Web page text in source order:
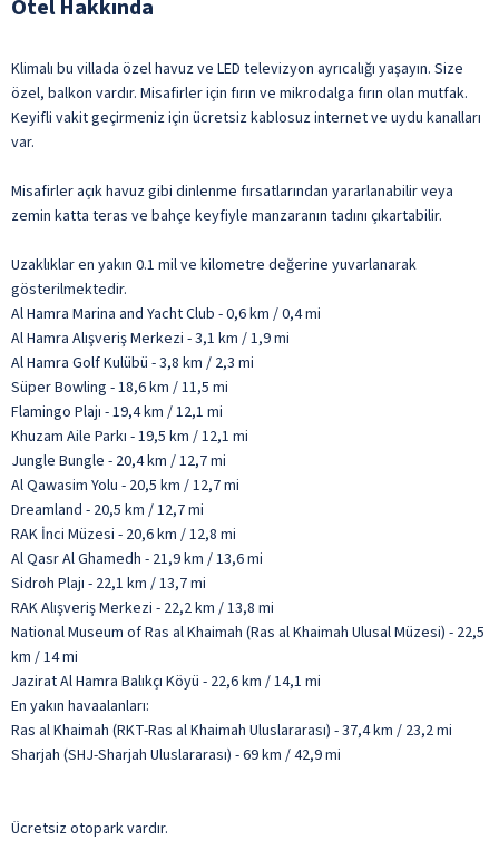
Otel Hakkında
Klimalı bu villada özel havuz ve LED televizyon ayrıcalığı yaşayın. Size
özel, balkon vardır. Misafirler için fırın ve mikrodalga fırın olan mutfak.
Keyifli vakit geçirmeniz için ücretsiz kablosuz internet ve uydu kanalları
var.
Misafirler açık havuz gibi dinlenme fırsatlarından yararlanabilir veya
zemin katta teras ve bahçe keyfiyle manzaranın tadını çıkartabilir.
Uzaklıklar en yakın 0.1 mil ve kilometre değerine yuvarlanarak
gösterilmektedir.
Al Hamra Marina and Yacht Club - 0,6 km / 0,4 mi
Al Hamra Alışveriş Merkezi - 3,1 km / 1,9 mi
Al Hamra Golf Kulübü - 3,8 km / 2,3 mi
Süper Bowling - 18,6 km / 11,5 mi
Flamingo Plajı - 19,4 km / 12,1 mi
Khuzam Aile Parkı - 19,5 km / 12,1 mi
Jungle Bungle - 20,4 km / 12,7 mi
Al Qawasim Yolu - 20,5 km / 12,7 mi
Dreamland - 20,5 km / 12,7 mi
RAK İnci Müzesi - 20,6 km / 12,8 mi
Al Qasr Al Ghamedh - 21,9 km / 13,6 mi
Sidroh Plajı - 22,1 km / 13,7 mi
RAK Alışveriş Merkezi - 22,2 km / 13,8 mi
National Museum of Ras al Khaimah (Ras al Khaimah Ulusal Müzesi) - 22,5
km / 14 mi
Jazirat Al Hamra Balıkçı Köyü - 22,6 km / 14,1 mi
En yakın havaalanları:
Ras al Khaimah (RKT-Ras al Khaimah Uluslararası) - 37,4 km / 23,2 mi
Sharjah (SHJ-Sharjah Uluslararası) - 69 km / 42,9 mi
Ücretsiz otopark vardır.